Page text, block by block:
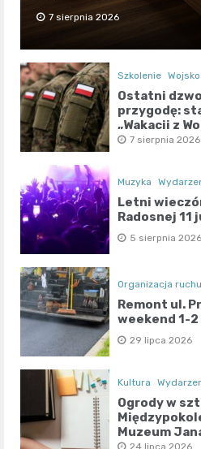
7 sierpnia 2026
Szkolenie Wojsko
Ostatni
przygodę:
„Wakacji z
7 sierpnia 2026
Muzyka
Letni
Radosnej 11
5 sierpnia 2026
Organizacja ruchu
Remont ul.
weekend 1-
29 lipca 2026
Kultura
Ogrody w
Muzeum